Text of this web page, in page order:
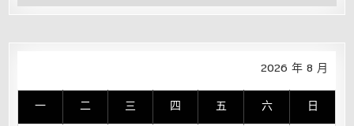
整
2026 年 8 月
一 二 三 四 五 六 日